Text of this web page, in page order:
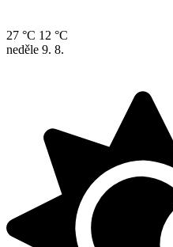
27 °C 12 °C
neděle 9. 8.